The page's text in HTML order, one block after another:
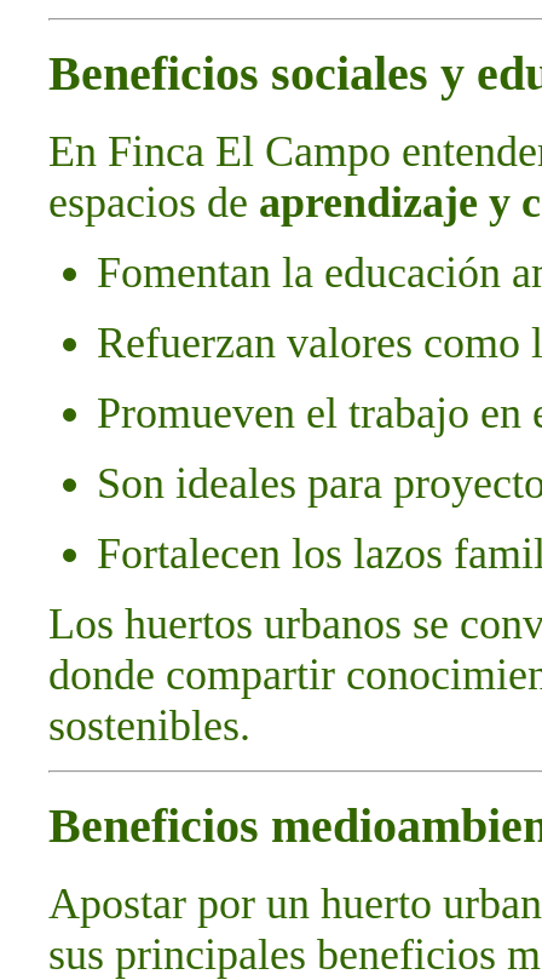
Beneficios sociales y
En Finca El Campo
espacios de aprendizaje y
Fomentan la educación
Refuerzan valores como
Promueven el trabajo
Son ideales para
Fortalecen los lazos
Los huertos urbanos se
donde compartir
sostenibles.
Beneficios
Apostar por un huerto
sus principales beneficios